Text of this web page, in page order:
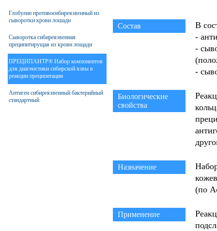
Глобулин противосибиреязвенный из
сыворотки крови лошади
Сыворотка сибиреязвенная
преципитирущая из крови лощади
ПРЕЦИПАНТР® Набор компонентов
для диагностики сибирской язвы в
реакции преципитации
Антиген сибиреязвенный бактерийный
стандартный
Состав
В
-
-
-
Биологические
свойства
Назначение
(по
Применение